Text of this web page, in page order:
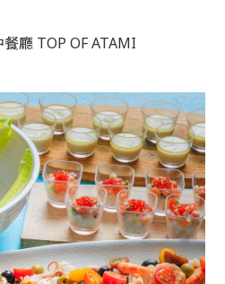
餐廳 TOP OF ATAMI